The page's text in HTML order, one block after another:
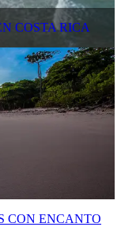
COSTA RICA
CON ENCANTO